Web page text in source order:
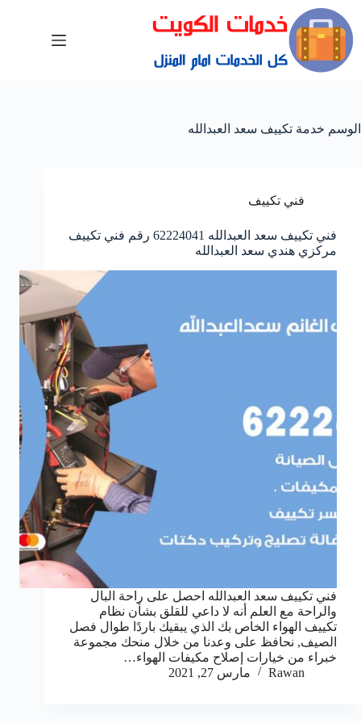
الوسم خدمة تكييف سعد العبدالله
فني تكييف
فني تكييف سعد العبدالله 62224041 رقم فني تكييف
مركزي هندي سعد العبدالله
فني تكييف سعد العبدالله احصل على راحة البال
والراحة مع العلم أنه لا داعي للقلق بشأن نظام
تكييف الهواء الخاص بك الذي يبقيك باردًا طوال فصل
الصيف, نحافظ على وعدنا من خلال منحك مجموعة
خبراء من خيارات إصلاح مكيفات الهواء…
Rawan
مارس 27, 2021